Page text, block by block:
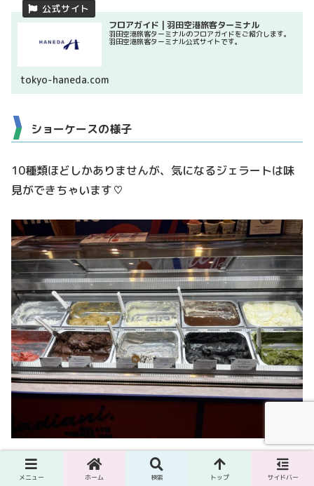
フロアガイド | 羽田空港旅客ターミナル
羽田空港旅客ターミナルのフロアガイドをご紹介します。
羽田空港旅客ターミナル公式サイトです。
tokyo-haneda.com
ショーケースの様子
10種類ほどしかありませんが、気になるジェラートは味
見ができちゃいます♡
カップの大きさはこんな感じで、かなり小さめ。2フレー
メニュー ホーム 検索 トップ サイドバー